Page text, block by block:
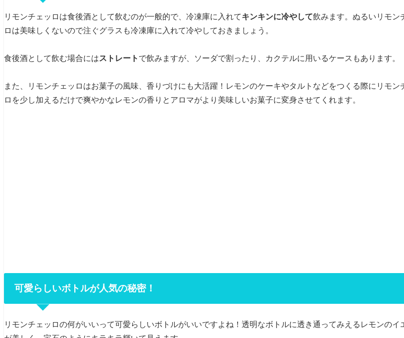
リモンチェッロは食後酒として飲むのが一般的で、冷凍庫に入れてキンキンに冷やして飲みます。ぬるいリモン
ロは美味しくないので注ぐグラスも冷凍庫に入れて冷やしておきましょう。
食後酒として飲む場合にはストレート で飲みますが、ソーダで割ったり、カクテルに用いるケースもあります。
また、リモンチェッロはお菓子の風味、香りづけにも大活躍！レモンのケーキやタルトなどをつくる際にリモン
ロを少し加えるだけで爽やかなレモンの香りとアロマがより美味しいお菓子に変身させてくれます。
可愛らしいボトルが人気の秘密！
リモンチェッロの何がいいって可愛らしいボトルがいいですよね！透明なボトルに透き通ってみえるレモンのイ